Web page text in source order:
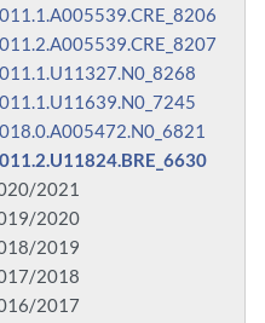
2021
2020
2019
2018
2017